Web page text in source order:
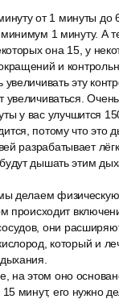
от 1 минуты до
1 минуту. А
она 15, у
и
увеличивать эту
увеличиваться.
у вас улучшится
потому что это
разрабатывает
дышать этим
делаем физическую
происходит
они
который и
на этом оно
минут, его нужно